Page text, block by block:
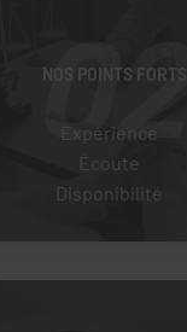
02
NOS POINTS FORTS
Expérience
Écoute
Disponibilité